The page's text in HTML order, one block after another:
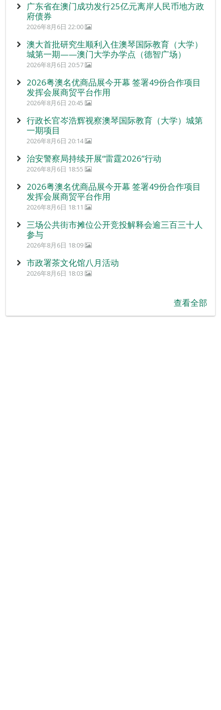
广东省在澳门成功发行25亿元离岸人民币地方政
府债券
2026年8月6日 22:00
澳大首批研究生顺利入住澳琴国际教育（大学）
城第一期——澳门大学办学点（德智广场）
2026年8月6日 20:57
2026粤澳名优商品展今开幕 签署49份合作项目
发挥会展商贸平台作用
2026年8月6日 20:45
行政长官岑浩辉视察澳琴国际教育（大学）城第
一期项目
2026年8月6日 20:14
治安警察局持续开展“雷霆2026”行动
2026年8月6日 18:55
2026粤澳名优商品展今开幕 签署49份合作项目
发挥会展商贸平台作用
2026年8月6日 18:11
三场公共街市摊位公开竞投解释会逾三百三十人
参与
2026年8月6日 18:09
市政署茶文化馆八月活动
2026年8月6日 18:03
查看全部